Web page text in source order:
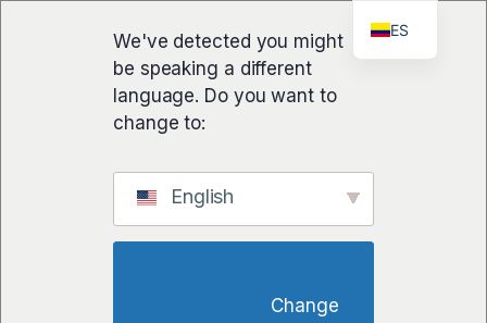
We've detected you might
be speaking a different
language. Do you want to
change to:
English
ES